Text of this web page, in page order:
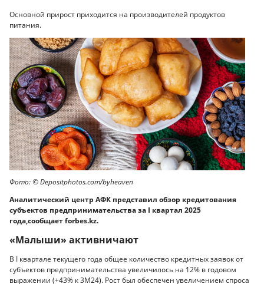
Основной прирост приходится на производителей продуктов
питания.
Фото: © Depositphotos.com/byheaven
Аналитический центр АФК представил обзор кредитования
субъектов предпринимательства за I квартал 2025
года,сообщает forbes.kz.
«Малыши» активничают
В I квартале текущего года общее количество кредитных заявок от
субъектов предпринимательства увеличилось на 12% в годовом
выражении (+43% к 3М24). Рост был обеспечен увеличением спроса